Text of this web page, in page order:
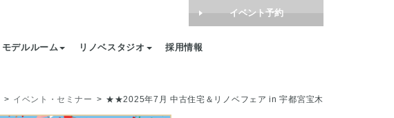
モデルルーム リノベスタジオ 採用情報
イベント予約
イベント・セミナー ★★2025年7月 中古住宅＆リノベフェア in 宇都宮宝木